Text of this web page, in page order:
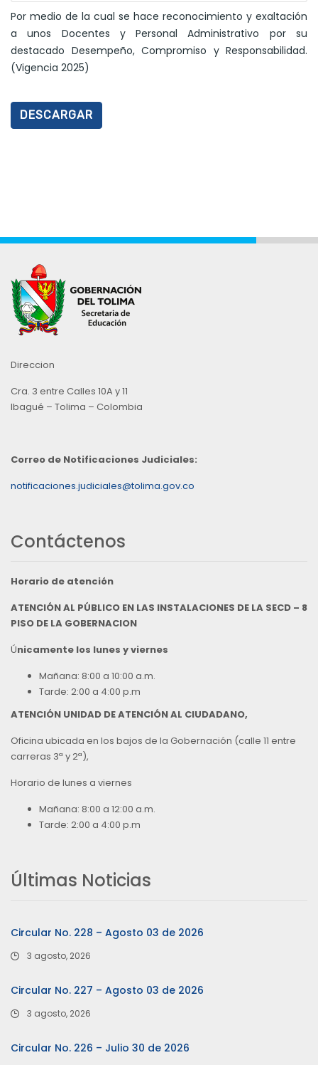
Por medio de la cual se hace reconocimiento y exaltación
a unos Docentes y Personal Administrativo por su
destacado Desempeño, Compromiso y Responsabilidad.
(Vigencia 2025)
DESCARGAR
Direccion
Cra. 3 entre Calles 10A y 11
Ibagué – Tolima – Colombia
Correo de Notificaciones Judiciales:
notificaciones.judiciales@tolima.gov.co
Contáctenos
Horario de atención
ATENCIÓN AL PÚBLICO EN LAS INSTALACIONES DE LA SECD – 8
PISO DE LA GOBERNACION
Únicamente los lunes y viernes
Mañana: 8:00 a 10:00 a.m.
Tarde: 2:00 a 4:00 p.m
ATENCIÓN UNIDAD DE ATENCIÓN AL CIUDADANO,
Oficina ubicada en los bajos de la Gobernación (calle 11 entre
carreras 3ª y 2ª),
Horario de lunes a viernes
Mañana: 8:00 a 12:00 a.m.
Tarde: 2:00 a 4:00 p.m
Últimas Noticias
Circular No. 228 – Agosto 03 de 2026
3 agosto, 2026
Circular No. 227 – Agosto 03 de 2026
3 agosto, 2026
Circular No. 226 – Julio 30 de 2026